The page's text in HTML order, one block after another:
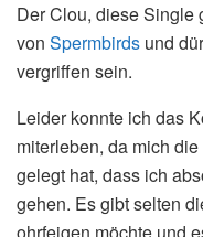
Der Clou, diese Single
von Spermbirds und
vergriffen sein.
Leider konnte ich das
miterleben, da mich
gelegt hat, dass ich
gehen. Es gibt selten